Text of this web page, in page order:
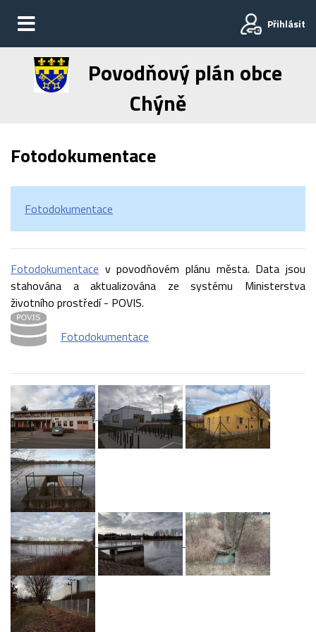
Přihlásit
Povodňový plán obce
Chýně
Fotodokumentace
Fotodokumentace
Fotodokumentace v povodňovém plánu města. Data jsou
stahována a aktualizována ze systému Ministerstva
životního prostředí - POVIS.
Fotodokumentace